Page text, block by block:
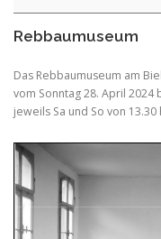
Rebbaumuseum
Das Rebbaumuseum am
vom Sonntag 28. April 2024
jeweils Sa und So von